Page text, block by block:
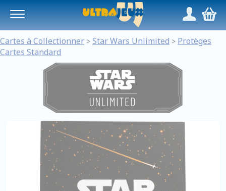
/,
Cartes à Collectionner > Star Wars Unlimited > Protèges
Cartes Standard